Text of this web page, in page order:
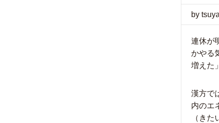
by
連休が
かやる
増えた
漢方で
内のエ
（き